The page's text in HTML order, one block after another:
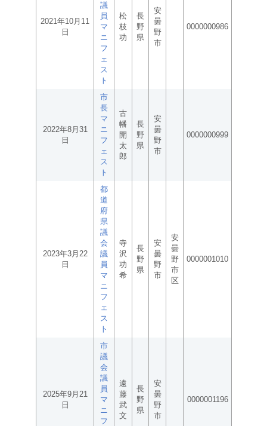
2021年10月11
日
議
員
マ
ニ
フ
ェ
ス
ト
松
枝
功
長
野
県
安
曇
野
市
0000000986
2022年8月31
日
市
長
マ
ニ
フ
ェ
ス
ト
古
幡
開
太
郎
長
野
県
安
曇
野
市
0000000999
2023年3月22
日
都
道
府
県
議
会
議
員
マ
ニ
フ
ェ
ス
ト
寺
沢
功
希
長
野
県
安
曇
野
市
安
曇
野
市
区
0000001010
2025年9月21
日
市
議
会
議
員
マ
ニ
フ
遠
藤
武
文
長
野
県
安
曇
野
市
0000001196